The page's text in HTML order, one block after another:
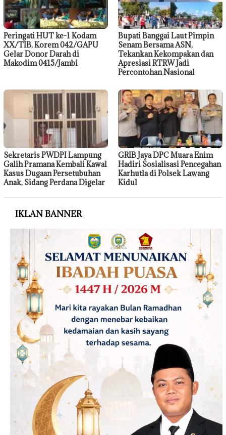
Peringati HUT ke-1 Kodam
XX/TIB, Korem 042/GAPU
Gelar Donor Darah di
Makodim 0415/Jambi
Bupati Banggai Laut Pimpin
Senam Bersama ASN,
Tekankan Kekompakan dan
Apresiasi RTRW Jadi
Percontohan Nasional
Sekretaris PWDPI Lampung
Galih Pramana Kembali Kawal
Kasus Dugaan Persetubuhan
Anak, Sidang Perdana Digelar
GRIB Jaya DPC Muara Enim
Hadiri Sosialisasi Pencegahan
Karhutla di Polsek Lawang
Kidul
IKLAN BANNER